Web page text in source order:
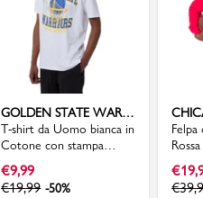
GOLDEN STATE WARRIOR
T-shirt da Uomo bianca in
Cotone con stampa
Squadra Golden State
Warrior NBA
€9,99
€19,99 -50%
Bulls
€
€